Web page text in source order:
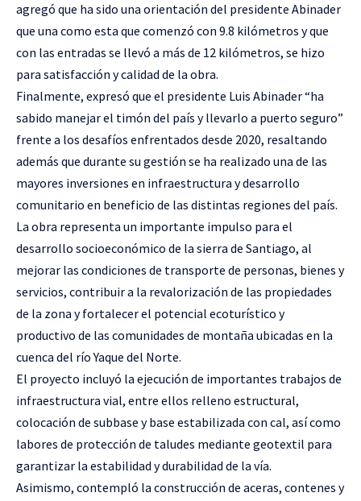
agregó que ha sido una orientación del presidente Abinader
que una como esta que comenzó con 9.8 kilómetros y que
con las entradas se llevó a más de 12 kilómetros, se hizo
para satisfacción y calidad de la obra.
Finalmente, expresó que el presidente Luis Abinader “ha
sabido manejar el timón del país y llevarlo a puerto seguro”
frente a los desafíos enfrentados desde 2020, resaltando
además que durante su gestión se ha realizado una de las
mayores inversiones en infraestructura y desarrollo
comunitario en beneficio de las distintas regiones del país.
La obra representa un importante impulso para el
desarrollo socioeconómico de la sierra de Santiago, al
mejorar las condiciones de transporte de personas, bienes y
servicios, contribuir a la revalorización de las propiedades
de la zona y fortalecer el potencial ecoturístico y
productivo de las comunidades de montaña ubicadas en la
cuenca del río Yaque del Norte.
El proyecto incluyó la ejecución de importantes trabajos de
infraestructura vial, entre ellos relleno estructural,
colocación de subbase y base estabilizada con cal, así como
labores de protección de taludes mediante geotextil para
garantizar la estabilidad y durabilidad de la vía.
Asimismo, contempló la construcción de aceras, contenes y